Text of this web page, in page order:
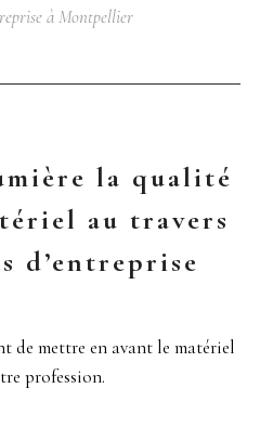
à Montpellier
la qualité
au travers
d’entreprise
de mettre en avant le matériel
profession.